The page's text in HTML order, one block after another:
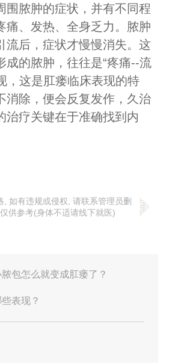
围脓肿的症状，并有不同程
痛、发热、全身乏力。脓肿
流后，症状才慢慢消失。这
成的脓肿，往往是“疼痛--流
，这是肛瘘临床表现的特
消除，便会反复发作，久治
治疗关键在于准确找到内
, 如有违规或侵权, 请联系管理员删
供参考(身体不适请线下就医)
脓包怎么就变成肛瘘了？
表现？